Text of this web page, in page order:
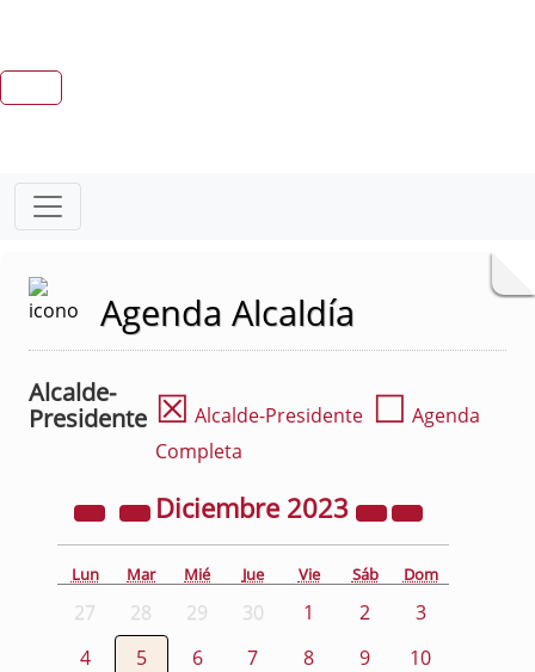
Agenda Alcaldía
Alcalde-
Presidente ☒ Alcalde-Presidente ☐ Agenda
Completa
Diciembre 2023
Lun Mar Mié Jue Vie Sáb Dom
27 28 29 30 1 2
3
4
5 6 7 8 9
10